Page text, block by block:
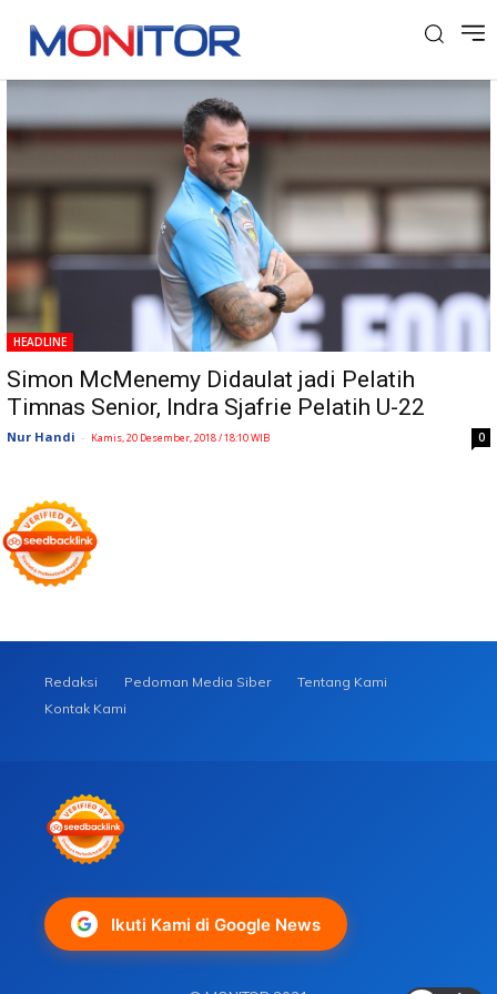
Tag: indonesia simon mcmenemey
HEADLINE
Simon McMenemy Didaulat jadi Pelatih
Timnas Senior, Indra Sjafrie Pelatih U-22
Nur Handi - Kamis, 20 Desember, 2018 / 18:10 WIB 0
Redaksi Pedoman Media Siber
Tentang Kami
Kontak Kami
Ikuti Kami di Google News